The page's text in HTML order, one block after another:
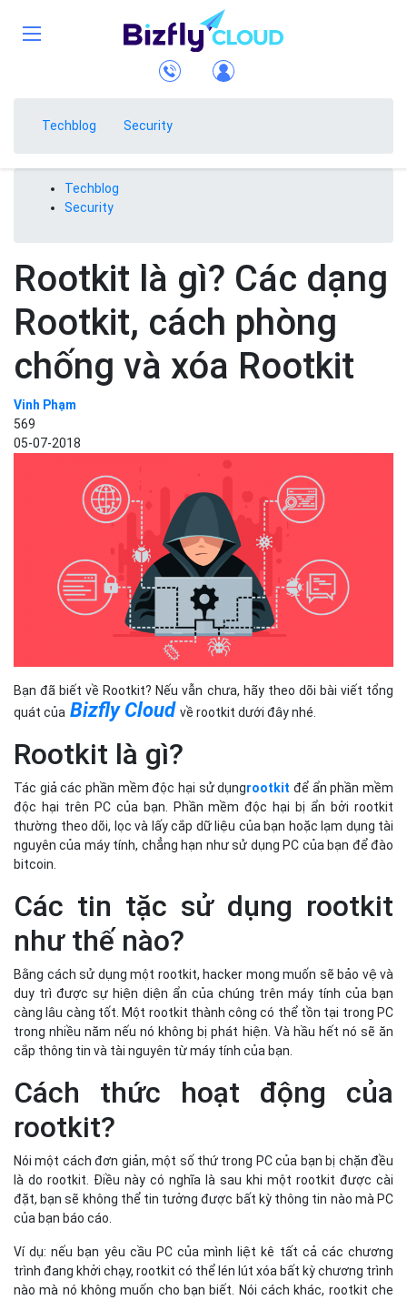
Techblog Security
Techblog
Security
Rootkit là gì? Các dạng
Rootkit, cách phòng
chống và xóa Rootkit
Vinh Phạm
569
05-07-2018
Bạn đã biết về Rootkit? Nếu vẫn chưa, hãy theo dõi bài viết tổng
quát của Bizfly Cloud về rootkit dưới đây nhé.
Rootkit là gì?
Tác giả các phần mềm độc hại sử dụngrootkit để ẩn phần mềm
độc hại trên PC của bạn. Phần mềm độc hại bị ẩn bởi rootkit
thường theo dõi, lọc và lấy cắp dữ liệu của bạn hoặc lạm dụng tài
nguyên của máy tính, chẳng hạn như sử dụng PC của bạn để đào
bitcoin.
Các tin tặc sử dụng rootkit
như thế nào?
Bằng cách sử dụng một rootkit, hacker mong muốn sẽ bảo vệ và
duy trì được sự hiện diện ẩn của chúng trên máy tính của bạn
càng lâu càng tốt. Một rootkit thành công có thể tồn tại trong PC
trong nhiều năm nếu nó không bị phát hiện. Và hầu hết nó sẽ ăn
cắp thông tin và tài nguyên từ máy tính của bạn.
Cách thức hoạt động của
rootkit?
Nói một cách đơn giản, một số thứ trong PC của bạn bị chặn đều
là do rootkit. Điều này có nghĩa là sau khi một rootkit được cài
đặt, bạn sẽ không thể tin tưởng được bất kỳ thông tin nào mà PC
của bạn báo cáo.
Ví dụ: nếu bạn yêu cầu PC của mình liệt kê tất cả các chương
trình đang khởi chạy, rootkit có thể lén lút xóa bất kỳ chương trình
nào mà nó không muốn cho bạn biết. Nói cách khác, rootkit che